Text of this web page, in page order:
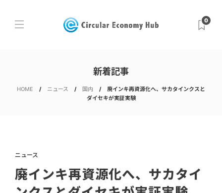
0
新着記事
HOME ニュース 国内
廃インキ再資源化へ、サカタインクスと
ダイセキが実証実験
ニュース
廃インキ再資源化へ、サカタイ